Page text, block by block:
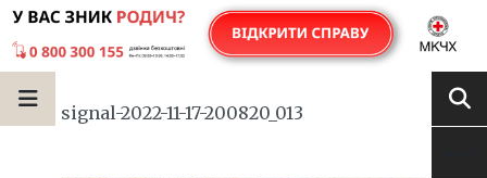
signal-2022-11-17-200820_013